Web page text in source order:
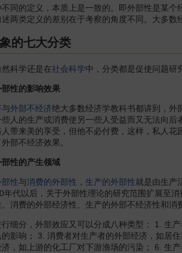
的定义，本质上是一致的。即外部性是某个
两类定义的差别在于考察的角度不同。大多数
的七大分类
科学还是在社会科学中，分类都是促使问题研
部性的影响效果
与外部不经济绝大多数经济学教科书都讲到，外
人的生产或消费使另一些人受益而又无法向
带来美的享受，但他不必付费，这样，私人
部不经济效果。
部性的产生领域
性与消费的外部性 ， 生产的外部性就是由生产
年代以后，关于外部性理论的研究范围扩展至消
消费的外部经济性、生产的外部不经济性和消
分，外部效应又可以分成八种类型： 1. 生产
的影响； 3. 消费者对生产者的外部经济，如居
，如上游的化工厂对下游渔场的污染； 6. 生